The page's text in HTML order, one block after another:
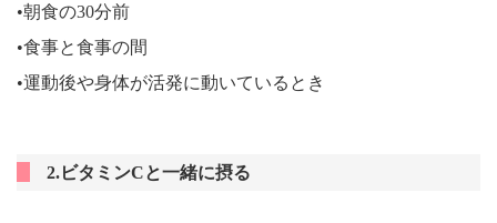
•朝食の30分前
•食事と食事の間
•運動後や身体が活発に動いているとき
2.ビタミンCと一緒に摂る